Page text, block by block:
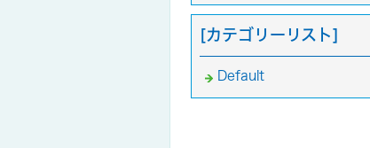
[カテゴリーリスト]
Default